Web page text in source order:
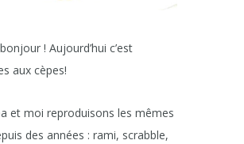
! Aujourd’hui c’est
aux cèpes!
et moi reproduisons les mêmes
des années : rami, scrabble,